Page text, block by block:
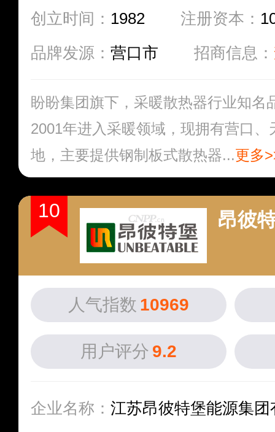
创立时间： 1982 注册资本：
品牌发源： 营口市 招商信息：
盼盼集团旗下，采暖散热器行业知名
2001年进入采暖领域，现拥有营口
地，主要提供钢制板式散热器...更多
10 昂彼
人气指数 10969
用户评分 9.2
企业名称： 江苏昂彼特堡能源集团